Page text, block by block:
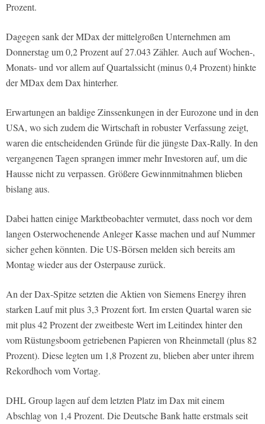
Prozent.
Dagegen sank der MDax der mittelgroßen Unternehmen am
Donnerstag um 0,2 Prozent auf 27.043 Zähler. Auch auf Wochen-,
Monats- und vor allem auf Quartalssicht (minus 0,4 Prozent) hinkte
der MDax dem Dax hinterher.
Erwartungen an baldige Zinssenkungen in der Eurozone und in den
USA, wo sich zudem die Wirtschaft in robuster Verfassung zeigt,
waren die entscheidenden Gründe für die jüngste Dax-Rally. In den
vergangenen Tagen sprangen immer mehr Investoren auf, um die
Hausse nicht zu verpassen. Größere Gewinnmitnahmen blieben
bislang aus.
Dabei hatten einige Marktbeobachter vermutet, dass noch vor dem
langen Osterwochenende Anleger Kasse machen und auf Nummer
sicher gehen könnten. Die US-Börsen melden sich bereits am
Montag wieder aus der Osterpause zurück.
An der Dax-Spitze setzten die Aktien von Siemens Energy ihren
starken Lauf mit plus 3,3 Prozent fort. Im ersten Quartal waren sie
mit plus 42 Prozent der zweitbeste Wert im Leitindex hinter den
vom Rüstungsboom getriebenen Papieren von Rheinmetall (plus 82
Prozent). Diese legten um 1,8 Prozent zu, blieben aber unter ihrem
Rekordhoch vom Vortag.
DHL Group lagen auf dem letzten Platz im Dax mit einem
Abschlag von 1,4 Prozent. Die Deutsche Bank hatte erstmals seit